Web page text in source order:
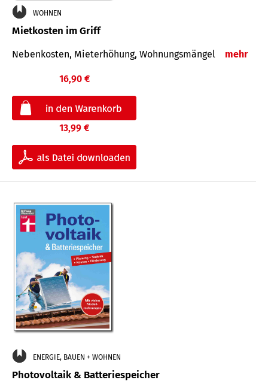
WOHNEN
Mietkosten im Griff
Nebenkosten, Mieterhöhung, Wohnungsmängel mehr
16,90 €
13,99 €
ENERGIE, BAUEN + WOHNEN
Photovoltaik & Batteriespeicher